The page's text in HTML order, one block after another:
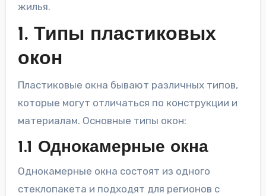
жилья.
1. Типы пластиковых
окон
Пластиковые окна бывают различных типов,
которые могут отличаться по конструкции и
материалам. Основные типы окон:
1.1 Однокамерные окна
Однокамерные окна состоят из одного
стеклопакета и подходят для регионов с